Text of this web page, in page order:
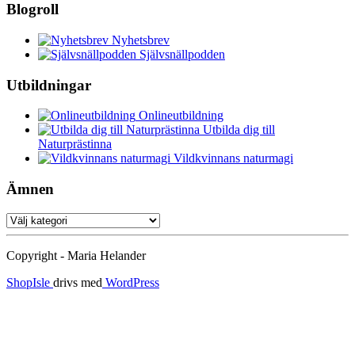
Blogroll
Nyhetsbrev
Självsnällpodden
Utbildningar
Onlineutbildning
Utbilda dig till
Naturprästinna
Vildkvinnans naturmagi
Ämnen
Ämnen
Copyright - Maria Helander
ShopIsle drivs med WordPress